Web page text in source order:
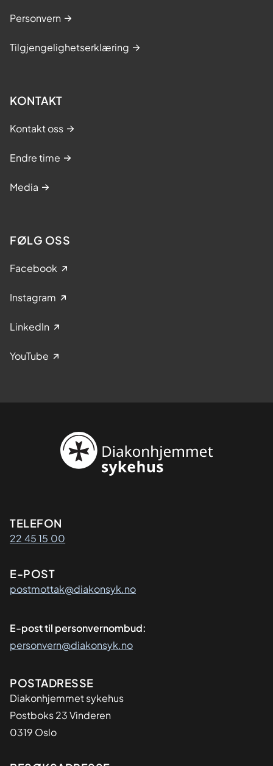
Personvern
Tilgjengelighetserklæring
KONTAKT
Kontakt oss
Endre time
Media
FØLG OSS
Facebook
Instagram
LinkedIn
YouTube
Kontaktinformasjon
TELEFON
22 45 15 00
E-POST
postmottak@diakonsyk.no
E-post til personvernombud:
personvern@diakonsyk.no
Adresse
POSTADRESSE
Diakonhjemmet sykehus
Postboks 23 Vinderen
0319 Oslo